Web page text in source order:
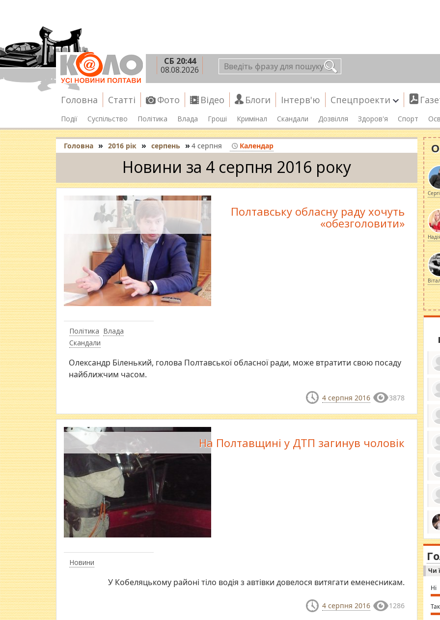
СБ 20:44
08.08.2026
Головна Статті Фото Відео Блоги Інтерв'ю Спецпроекти
Події Суспільство Політика Влада Гроші Кримінал Скандали Дозвілля Здоров'я Спорт
Головна » 2016 рік » серпень » 4 серпня Календар
Новини за 4 серпня 2016 року
Політика Влада
Скандали
Полтавську обласну раду хочуть
«обезголовити»
Олександр Біленький, голова Полтавської обласної ради, може втратити свою посаду
найближчим часом.
4 серпня 2016 3878
Новини
На Полтавщині у ДТП загинув чоловік
У Кобеляцькому районі тіло водія з автівки довелося витягати еменесникам.
4 серпня 2016 1286
за
ми
in
⇒
Чи
Ні
Так